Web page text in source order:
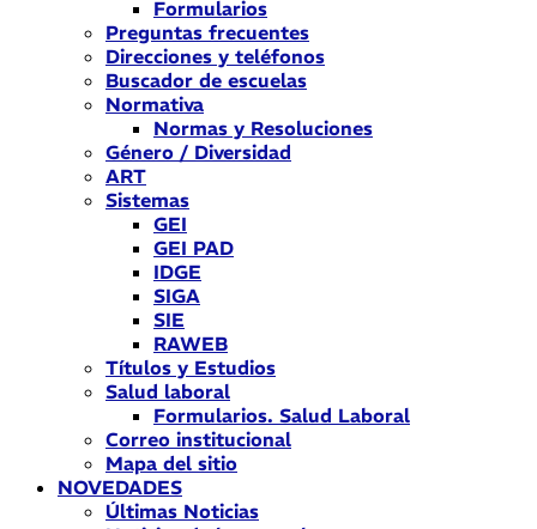
Formularios
Preguntas frecuentes
Direcciones y teléfonos
Buscador de escuelas
Normativa
Normas y Resoluciones
Género / Diversidad
ART
Sistemas
GEI
GEI PAD
IDGE
SIGA
SIE
RAWEB
Títulos y Estudios
Salud laboral
Formularios. Salud Laboral
Correo institucional
Mapa del sitio
NOVEDADES
Últimas Noticias